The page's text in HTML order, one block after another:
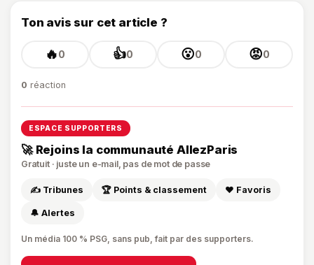
Ton avis sur cet article ?
🔥0 👍0 😮0 😡0
0 réaction
ESPACE SUPPORTERS
🚀 Rejoins la communauté AllezParis
Gratuit · juste un e-mail, pas de mot de passe
✍️ Tribunes 🏆 Points & classement ❤️ Favoris
🔔 Alertes
Un média 100 % PSG, sans pub, fait par des supporters.